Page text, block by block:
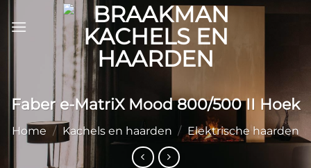
naar
Faber e-MatriX Mood 800/500 II Hoek
Home / Kachels en haarden / Elektrische haarden